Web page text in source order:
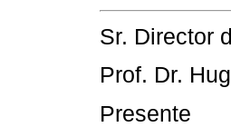
Sr. Director
Prof. Dr.
Presente